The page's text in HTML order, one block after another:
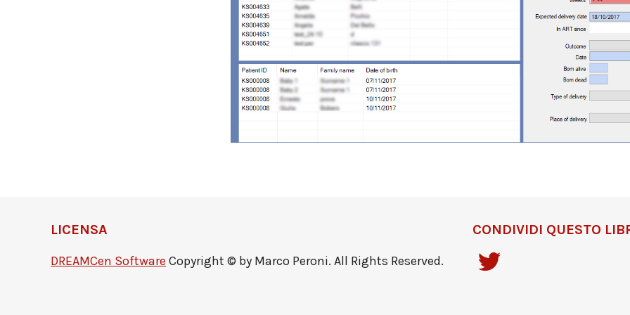
LICENSA
DREAMCen Software Copyright © by Marco Peroni. All Rights Reserved.
CONDIVIDI QUESTO